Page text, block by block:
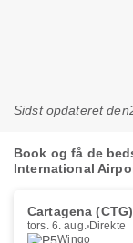
Sidst opdateret den
Book og få de
International
Cartagena (CTG)
tors. 6. aug. Direkte
Wingo